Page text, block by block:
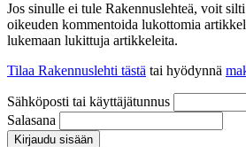
Jos sinulle ei tule Rakennuslehteä, voit
oikeuden kommentoida lukottomia
lukemaan lukittuja artikkeleita.
Tilaa Rakennuslehti tästä tai hyödynnä
Sähköposti tai käyttäjätunnus
Salasana
Kirjaudu sisään